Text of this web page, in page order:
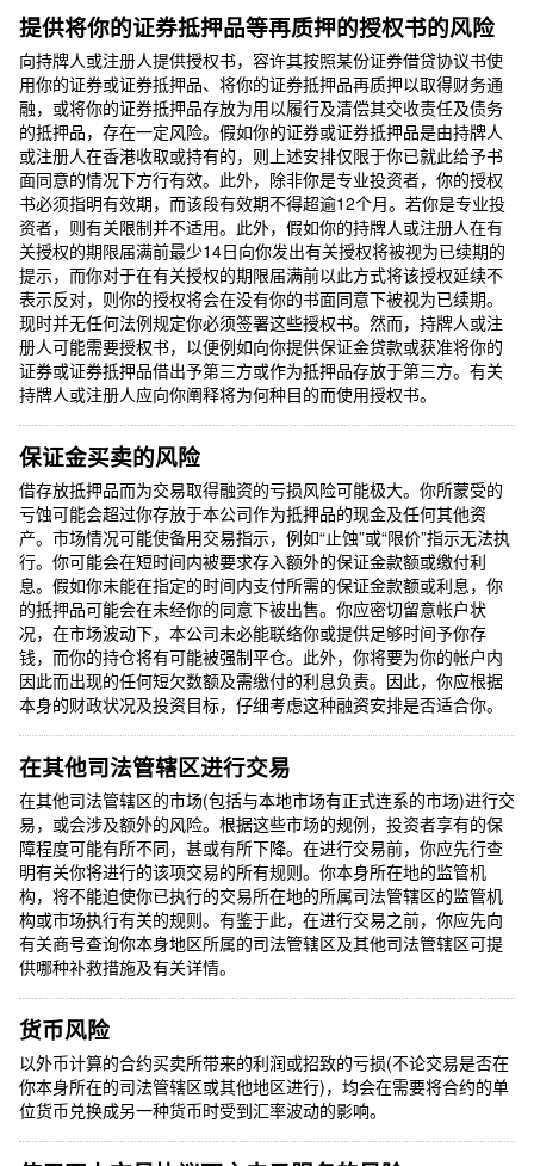
提供将你的证券抵押品等再质押的授权书的风险
向持牌人或注册人提供授权书，容许其按照某份证券借贷协议书使
用你的证券或证券抵押品、将你的证券抵押品再质押以取得财务通
融，或将你的证券抵押品存放为用以履行及清偿其交收责任及债务
的抵押品，存在一定风险。假如你的证券或证券抵押品是由持牌人
或注册人在香港收取或持有的，则上述安排仅限于你已就此给予书
面同意的情况下方行有效。此外，除非你是专业投资者，你的授权
书必须指明有效期，而该段有效期不得超逾12个月。若你是专业投
资者，则有关限制并不适用。此外，假如你的持牌人或注册人在有
关授权的期限届满前最少14日向你发出有关授权将被视为已续期的
提示，而你对于在有关授权的期限届满前以此方式将该授权延续不
表示反对，则你的授权将会在没有你的书面同意下被视为已续期。
现时并无任何法例规定你必须签署这些授权书。然而，持牌人或注
册人可能需要授权书，以便例如向你提供保证金贷款或获准将你的
证券或证券抵押品借出予第三方或作为抵押品存放于第三方。有关
持牌人或注册人应向你阐释将为何种目的而使用授权书。
保证金买卖的风险
借存放抵押品而为交易取得融资的亏损风险可能极大。你所蒙受的
亏蚀可能会超过你存放于本公司作为抵押品的现金及任何其他资
产。市场情况可能使备用交易指示，例如“止蚀”或“限价”指示无法执
行。你可能会在短时间内被要求存入额外的保证金款额或缴付利
息。假如你未能在指定的时间内支付所需的保证金款额或利息，你
的抵押品可能会在未经你的同意下被出售。你应密切留意帐户状
况，在市场波动下，本公司未必能联络你或提供足够时间予你存
钱，而你的持仓将有可能被强制平仓。此外，你将要为你的帐户内
因此而出现的任何短欠数额及需缴付的利息负责。因此，你应根据
本身的财政状况及投资目标，仔细考虑这种融资安排是否适合你。
在其他司法管辖区进行交易
在其他司法管辖区的市场(包括与本地市场有正式连系的市场)进行交
易，或会涉及额外的风险。根据这些市场的规例，投资者享有的保
障程度可能有所不同，甚或有所下降。在进行交易前，你应先行查
明有关你将进行的该项交易的所有规则。你本身所在地的监管机
构，将不能迫使你已执行的交易所在地的所属司法管辖区的监管机
构或市场执行有关的规则。有鉴于此，在进行交易之前，你应先向
有关商号查询你本身地区所属的司法管辖区及其他司法管辖区可提
供哪种补救措施及有关详情。
货币风险
以外币计算的合约买卖所带来的利润或招致的亏损(不论交易是否在
你本身所在的司法管辖区或其他地区进行)，均会在需要将合约的单
位货币兑换成另一种货币时受到汇率波动的影响。